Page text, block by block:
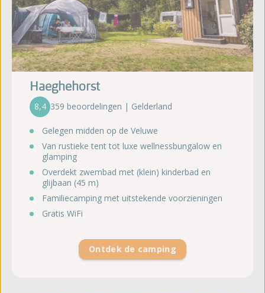
Haeghehorst
8,4 359 beoordelingen | Gelderland
Gelegen midden op de Veluwe
Van rustieke tent tot luxe wellnessbungalow en
glamping
Overdekt zwembad met (klein) kinderbad en
glijbaan (45 m)
Familiecamping met uitstekende voorzieningen
Gratis WiFi
Ontdek de camping